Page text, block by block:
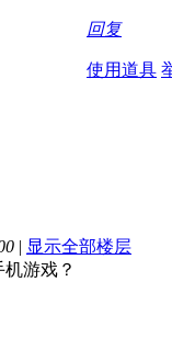
回复
使用道具
| 显示全部楼层
游戏？